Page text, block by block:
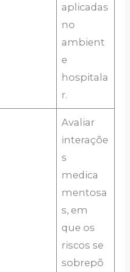
aplicadas
no
ambient
e
hospitala
r.
Avaliar
interaçõe
s
medica
mentosa
s, em
que os
riscos se
sobrepõ